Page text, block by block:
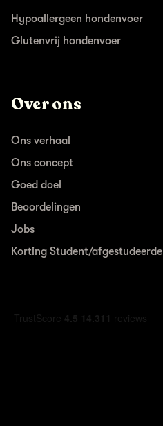
Hypoallergeen hondenvoer
Glutenvrij hondenvoer
Over ons
Ons verhaal
Ons concept
Goed doel
Beoordelingen
Jobs
Korting Student/afgestudeerde